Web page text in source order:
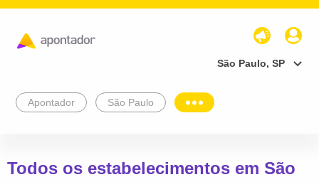
São Paulo, SP
Apontador São Paulo
Todos os estabelecimentos em São